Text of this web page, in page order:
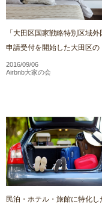
「大田区国家戦略特別区域
申請受付を開始した大田区の
2016/09/06
Airbnb大家の会
民泊・ホテル・旅館に特化